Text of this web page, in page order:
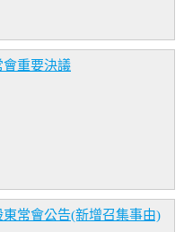
重要決議
常會公告(新增召集事由)